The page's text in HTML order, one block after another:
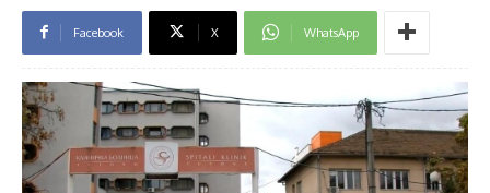
Facebook X WhatsApp